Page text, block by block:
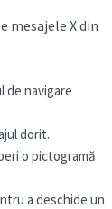
mesajele X din
de navigare
dorit.
o pictogramă
a deschide un